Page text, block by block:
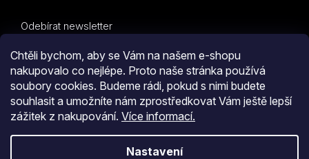
Chtěli bychom, aby se Vám na našem e-shopu
nakupovalo co nejlépe. Proto naše stránka používá
soubory cookies. Budeme rádi, pokud s nimi budete
souhlasit a umožníte nám zprostředkovat Vám ještě lepší
zážitek z nakupování. Více informací.
Nastavení
Odebírat newsletter
Vložte svůj e-mail a my vám budeme zasílat informace o
nových produktech na našem e-shopu.
E-mail
obchodními podmínkamii s podmínkami
PŘIHLÁSIT